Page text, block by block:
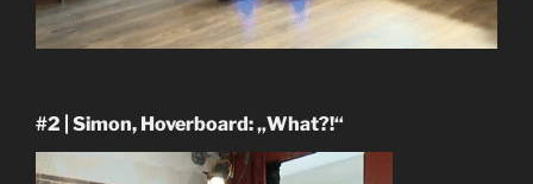
#2 | Simon, Hoverboard: „What?!“